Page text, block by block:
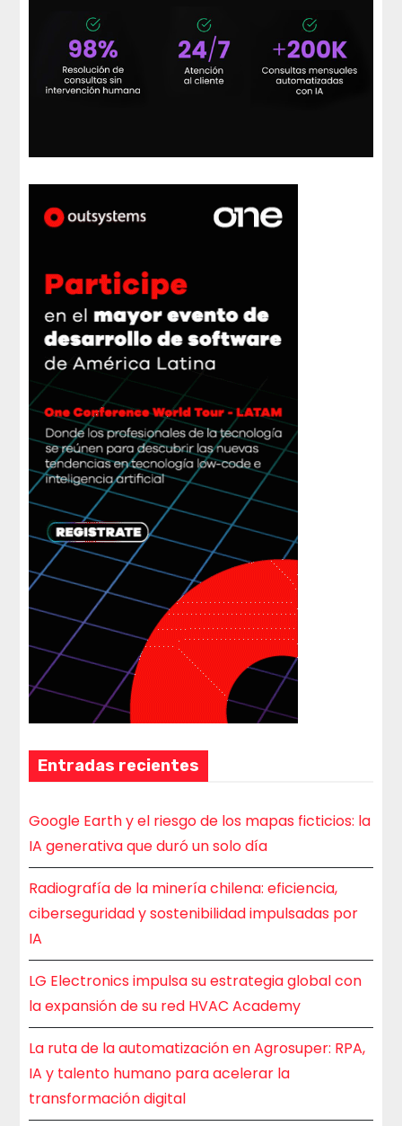
Entradas recientes
Google Earth y el riesgo de los mapas ficticios: la
IA generativa que duró un solo día
Radiografía de la minería chilena: eficiencia,
ciberseguridad y sostenibilidad impulsadas por
IA
LG Electronics impulsa su estrategia global con
la expansión de su red HVAC Academy
La ruta de la automatización en Agrosuper: RPA,
IA y talento humano para acelerar la
transformación digital